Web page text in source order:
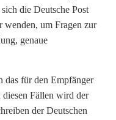
die Deutsche Post
wenden, um Fragen zur
genaue
das für den Empfänger
Fällen wird der
der Deutschen